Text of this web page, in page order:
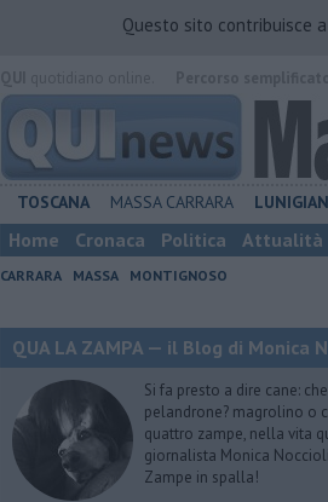
Questo sito contribuisce
TOSCANA MASSA CARRARA
Home Cronaca Politica Attualità
CARRARA MASSA MONTIGNOSO
QUA LA ZAMPA — il Blog di Monica
Si fa presto a dire cane:
pelandrone? magrolino o
quattro zampe, nella vita
giornalista Monica
Zampe in spalla!